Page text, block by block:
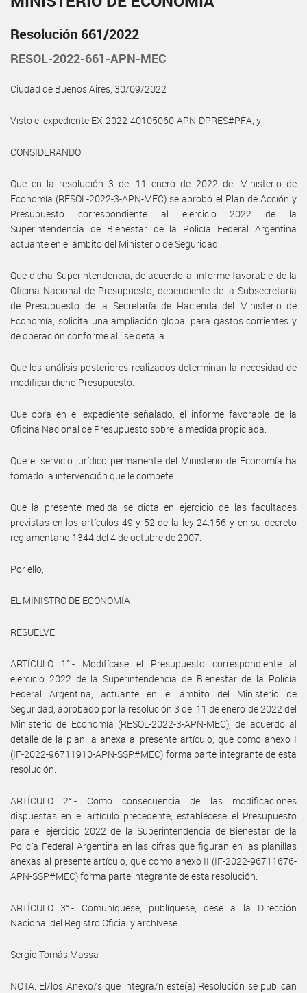
Resolución 661/2022
RESOL-2022-661-APN-MEC
Ciudad de Buenos Aires, 30/09/2022
Visto el expediente EX-2022-40105060-APN-DPRES#PFA, y
CONSIDERANDO:
Que en la resolución 3 del 11 enero de 2022 del Ministerio de
Economía (RESOL-2022-3-APN-MEC) se aprobó el Plan de Acción y
Presupuesto correspondiente al ejercicio 2022 de la
Superintendencia de Bienestar de la Policía Federal Argentina
actuante en el ámbito del Ministerio de Seguridad.
Que dicha Superintendencia, de acuerdo al informe favorable de la
Oficina Nacional de Presupuesto, dependiente de la Subsecretaría
de Presupuesto de la Secretaría de Hacienda del Ministerio de
Economía, solicita una ampliación global para gastos corrientes y
de operación conforme allí se detalla.
Que los análisis posteriores realizados determinan la necesidad de
modificar dicho Presupuesto.
Que obra en el expediente señalado, el informe favorable de la
Oficina Nacional de Presupuesto sobre la medida propiciada.
Que el servicio jurídico permanente del Ministerio de Economía ha
tomado la intervención que le compete.
Que la presente medida se dicta en ejercicio de las facultades
previstas en los artículos 49 y 52 de la ley 24.156 y en su decreto
reglamentario 1344 del 4 de octubre de 2007.
Por ello,
EL MINISTRO DE ECONOMÍA
RESUELVE:
ARTÍCULO 1°.- Modifícase el Presupuesto correspondiente al
ejercicio 2022 de la Superintendencia de Bienestar de la Policía
Federal Argentina, actuante en el ámbito del Ministerio de
Seguridad, aprobado por la resolución 3 del 11 de enero de 2022 del
Ministerio de Economía (RESOL-2022-3-APN-MEC), de acuerdo al
detalle de la planilla anexa al presente artículo, que como anexo I
(IF-2022-96711910-APN-SSP#MEC) forma parte integrante de esta
resolución.
ARTÍCULO 2°.- Como consecuencia de las modificaciones
dispuestas en el artículo precedente, establécese el Presupuesto
para el ejercicio 2022 de la Superintendencia de Bienestar de la
Policía Federal Argentina en las cifras que figuran en las planillas
anexas al presente artículo, que como anexo II (IF-2022-96711676-
APN-SSP#MEC) forma parte integrante de esta resolución.
ARTÍCULO 3°.- Comuníquese, publíquese, dese a la Dirección
Nacional del Registro Oficial y archívese.
Sergio Tomás Massa
NOTA: El/los Anexo/s que integra/n este(a) Resolución se publican